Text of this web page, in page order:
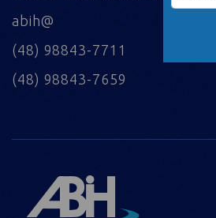
abih@
(48) 98843-7711
(48) 98843-7659